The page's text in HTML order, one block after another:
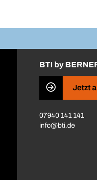
BTI by
Jetzt
07940 141 141
info@bti.de